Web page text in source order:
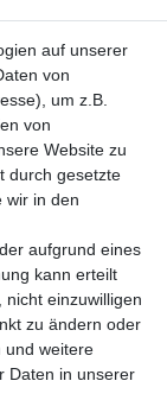
auf unserer
von
um z.B.
von
Website zu
durch gesetzte
wir in den
aufgrund eines
kann erteilt
einzuwilligen
zu ändern oder
und weitere
Daten in unserer